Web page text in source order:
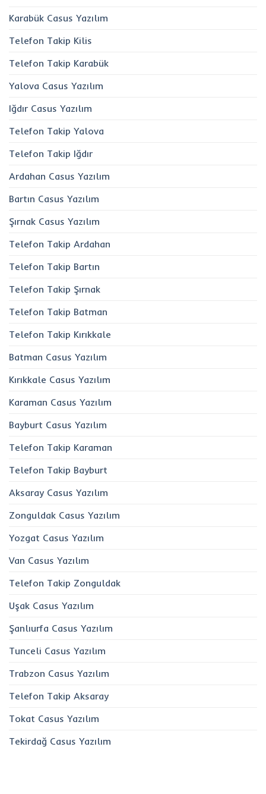
Karabük Casus Yazılım
Telefon Takip Kilis
Telefon Takip Karabük
Yalova Casus Yazılım
Iğdır Casus Yazılım
Telefon Takip Yalova
Telefon Takip Iğdır
Ardahan Casus Yazılım
Bartın Casus Yazılım
Şırnak Casus Yazılım
Telefon Takip Ardahan
Telefon Takip Bartın
Telefon Takip Şırnak
Telefon Takip Batman
Telefon Takip Kırıkkale
Batman Casus Yazılım
Kırıkkale Casus Yazılım
Karaman Casus Yazılım
Bayburt Casus Yazılım
Telefon Takip Karaman
Telefon Takip Bayburt
Aksaray Casus Yazılım
Zonguldak Casus Yazılım
Yozgat Casus Yazılım
Van Casus Yazılım
Telefon Takip Zonguldak
Uşak Casus Yazılım
Şanlıurfa Casus Yazılım
Tunceli Casus Yazılım
Trabzon Casus Yazılım
Telefon Takip Aksaray
Tokat Casus Yazılım
Tekirdağ Casus Yazılım